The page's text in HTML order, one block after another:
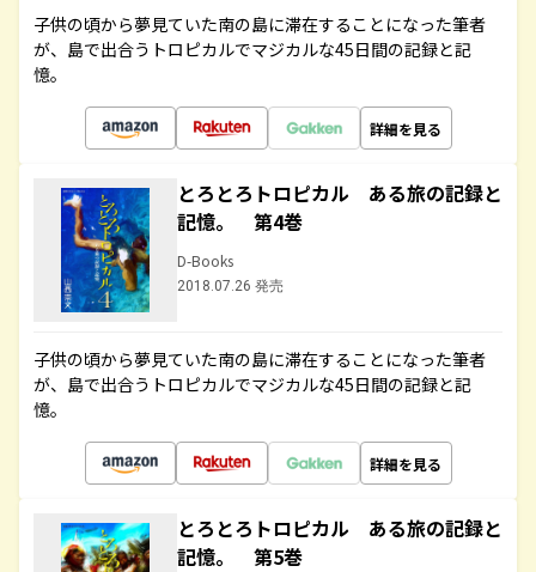
子供の頃から夢見ていた南の島に滞在することになった筆者
が、島で出合うトロピカルでマジカルな45日間の記録と記
憶。
詳細を見る
とろとろトロピカル ある旅の記録と
記憶。 第4巻
D-Books
2018.07.26 発売
子供の頃から夢見ていた南の島に滞在することになった筆者
が、島で出合うトロピカルでマジカルな45日間の記録と記
憶。
詳細を見る
とろとろトロピカル ある旅の記録と
記憶。 第5巻